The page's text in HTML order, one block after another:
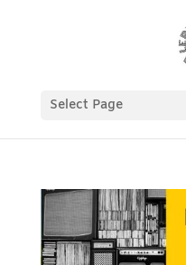
Select Page